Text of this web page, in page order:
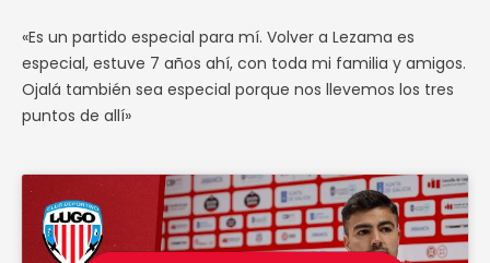
«Es un partido especial para mí. Volver a Lezama es
especial, estuve 7 años ahí, con toda mi familia y amigos.
Ojalá también sea especial porque nos llevemos los tres
puntos de allí»